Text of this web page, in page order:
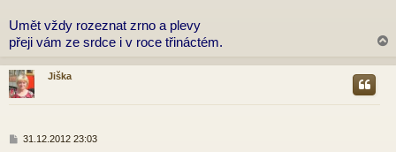
Umět vždy rozeznat zrno a plevy
přeji vám ze srdce i v roce třináctém.
h
Jiška
P31.12.2012 23:03